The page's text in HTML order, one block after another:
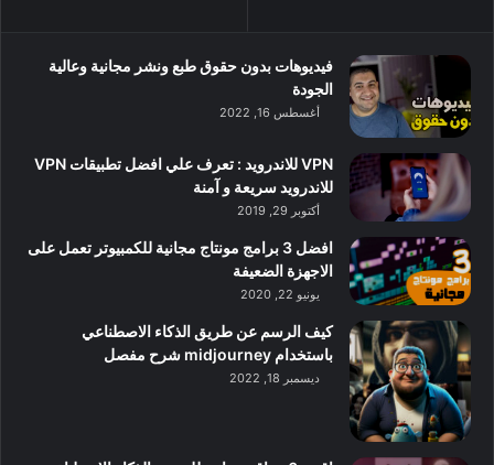
فيديوهات بدون حقوق طبع ونشر مجانية وعالية
الجودة
أغسطس 16, 2022
VPN للاندرويد : تعرف علي افضل تطبيقات VPN
للاندرويد سريعة و آمنة
أكتوبر 29, 2019
افضل 3 برامج مونتاج مجانية للكمبيوتر تعمل على
الاجهزة الضعيفة
يونيو 22, 2020
كيف الرسم عن طريق الذكاء الاصطناعي
باستخدام midjourney شرح مفصل
ديسمبر 18, 2022